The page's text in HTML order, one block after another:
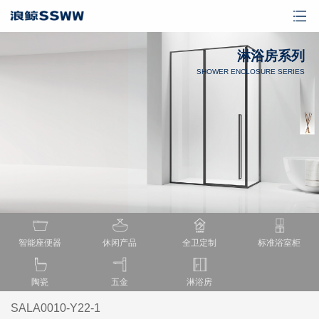
淋浴房系列
SHOWER ENCLOSURE SERIES
智能座便器 休闲产品 全卫定制 标准浴室柜
陶瓷 五金 淋浴房
SALA0010-Y22-1